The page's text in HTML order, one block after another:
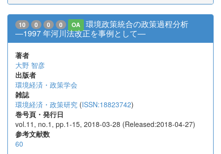
10 0 0 0 OA
環境政策統合の政策過程分析
―1997 年河川法改正を事例として―
著者
大野 智彦
出版者
環境経済・政策学会
雑誌
環境経済・政策研究 (ISSN:18823742)
巻号頁・発行日
vol.11, no.1, pp.1-15, 2018-03-28 (Released:2018-04-27)
参考文献数
60